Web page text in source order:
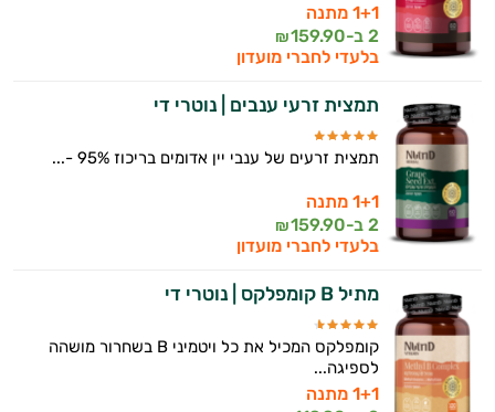
1+1 מתנה
2 ב-
159.90
₪
בלעדי לחברי מועדון
תמצית זרעי ענבים | נוטרי די
תמצית זרעים של ענבי יין אדומים בריכוז 95% -...
1+1 מתנה
2 ב-
159.90
₪
בלעדי לחברי מועדון
מתיל B קומפלקס | נוטרי די
קומפלקס המכיל את כל ויטמיני B בשחרור מושהה
לספיגה...
1+1 מתנה